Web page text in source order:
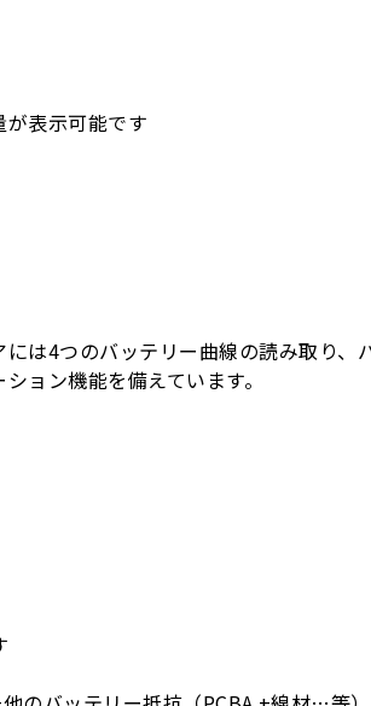
表示可能です
には4つのバッテリー曲線の読み取り
ョン機能を備えています。